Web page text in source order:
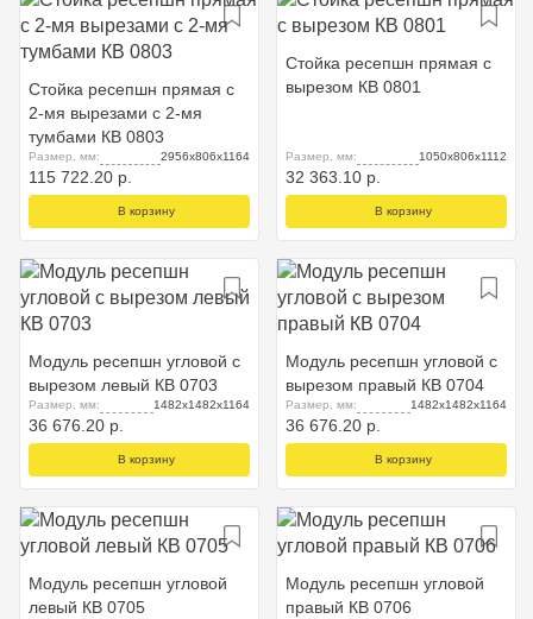
Стойка ресепшн прямая с
2-мя вырезами с 2-мя
тумбами КВ 0803
Размер, мм: 2956x806x1164
115 722.20 р.
В корзину
Стойка ресепшн прямая с
вырезом КВ 0801
Размер, мм: 1050x806x1112
32 363.10 р.
В корзину
Модуль ресепшн угловой с
вырезом левый КВ 0703
Размер, мм: 1482x1482x1164
36 676.20 р.
В корзину
Модуль ресепшн угловой с
вырезом правый КВ 0704
Размер, мм: 1482x1482x1164
36 676.20 р.
В корзину
Модуль ресепшн угловой
левый КВ 0705
Модуль ресепшн угловой
правый КВ 0706